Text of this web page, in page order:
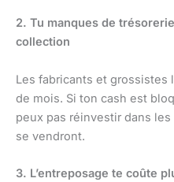
2. Tu manques de
collection
Les fabricants et
de mois. Si ton cash est
peux pas réinvestir dans
se vendront.
3. L’entreposage te coûte